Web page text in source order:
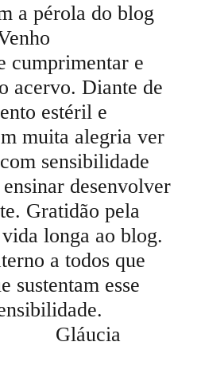
a pérola do blog
cumprimentar e
acervo. Diante de
estéril e
muita alegria ver
sensibilidade
desenvolver
Gratidão pela
longa ao blog.
a todos que
sustentam esse